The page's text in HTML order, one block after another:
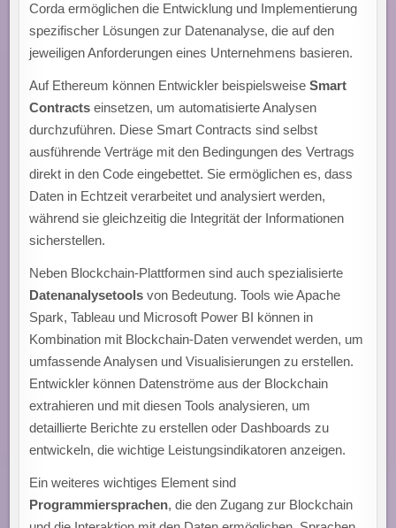
Corda ermöglichen die Entwicklung und Implementierung
spezifischer Lösungen zur Datenanalyse, die auf den
jeweiligen Anforderungen eines Unternehmens basieren.
Auf Ethereum können Entwickler beispielsweiseSmart
Contracts einsetzen, um automatisierte Analysen
durchzuführen. Diese Smart Contracts sind selbst
ausführende Verträge mit den Bedingungen des Vertrags
direkt in den Code eingebettet. Sie ermöglichen es, dass
Daten in Echtzeit verarbeitet und analysiert werden,
während sie gleichzeitig die Integrität der Informationen
sicherstellen.
Neben Blockchain-Plattformen sind auch spezialisierte
Datenanalysetools von Bedeutung. Tools wie Apache
Spark, Tableau und Microsoft Power BI können in
Kombination mit Blockchain-Daten verwendet werden, um
umfassende Analysen und Visualisierungen zu erstellen.
Entwickler können Datenströme aus der Blockchain
extrahieren und mit diesen Tools analysieren, um
detaillierte Berichte zu erstellen oder Dashboards zu
entwickeln, die wichtige Leistungsindikatoren anzeigen.
Ein weiteres wichtiges Element sind
Programmiersprachen, die den Zugang zur Blockchain